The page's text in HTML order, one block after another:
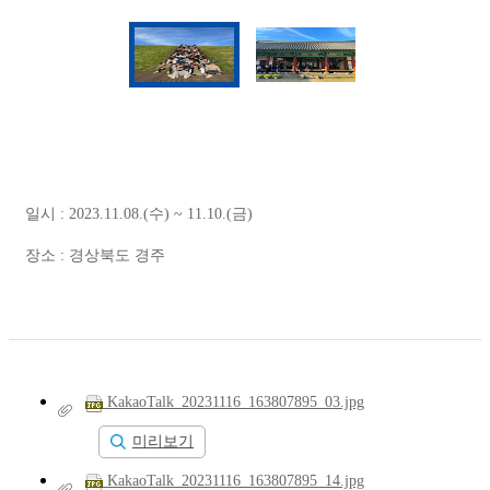
일시 : 2023.11.08.(수) ~ 11.10.(금)
장소 : 경상북도 경주
KakaoTalk_20231116_163807895_03.jpg
미리보기
KakaoTalk_20231116_163807895_14.jpg